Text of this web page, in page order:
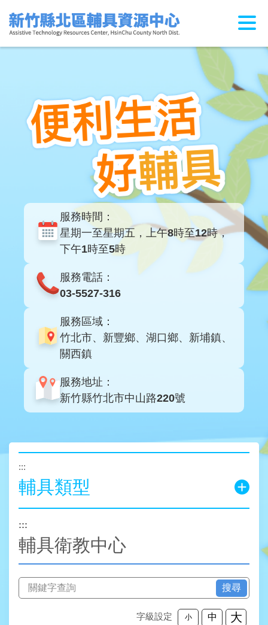
跳
到
服務時間：
星期一至星期五，上午8時至12時，
下午1時至5時
服務電話：
03-5527-316
服務區域：
竹北市、新豐鄉、湖口鄉、新埔鎮、
關西鎮
服務地址：
新竹縣竹北市中山路220號
:::
輔具類型
:::
輔具衛教中心
搜尋
字級設定 小 中 大